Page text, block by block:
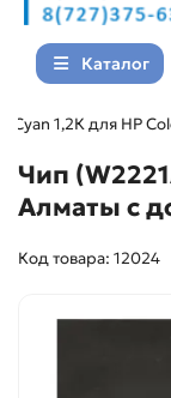
Каталог
Cyan 1,2К для HP
Чип
Алматы с
Код товара: 12024